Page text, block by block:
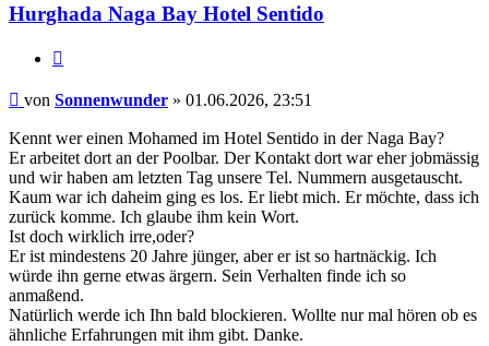
Hurghada Naga Bay Hotel Sentido
Beitrag
von Sonnenwunder » 01.06.2026, 23:51
Kennt wer einen Mohamed im Hotel Sentido in der Naga Bay?
Er arbeitet dort an der Poolbar. Der Kontakt dort war eher jobmässig
und wir haben am letzten Tag unsere Tel. Nummern ausgetauscht.
Kaum war ich daheim ging es los. Er liebt mich. Er möchte, dass ich
zurück komme. Ich glaube ihm kein Wort.
Ist doch wirklich irre,oder?
Er ist mindestens 20 Jahre jünger, aber er ist so hartnäckig. Ich
würde ihn gerne etwas ärgern. Sein Verhalten finde ich so
anmaßend.
Natürlich werde ich Ihn bald blockieren. Wollte nur mal hören ob es
ähnliche Erfahrungen mit ihm gibt. Danke.